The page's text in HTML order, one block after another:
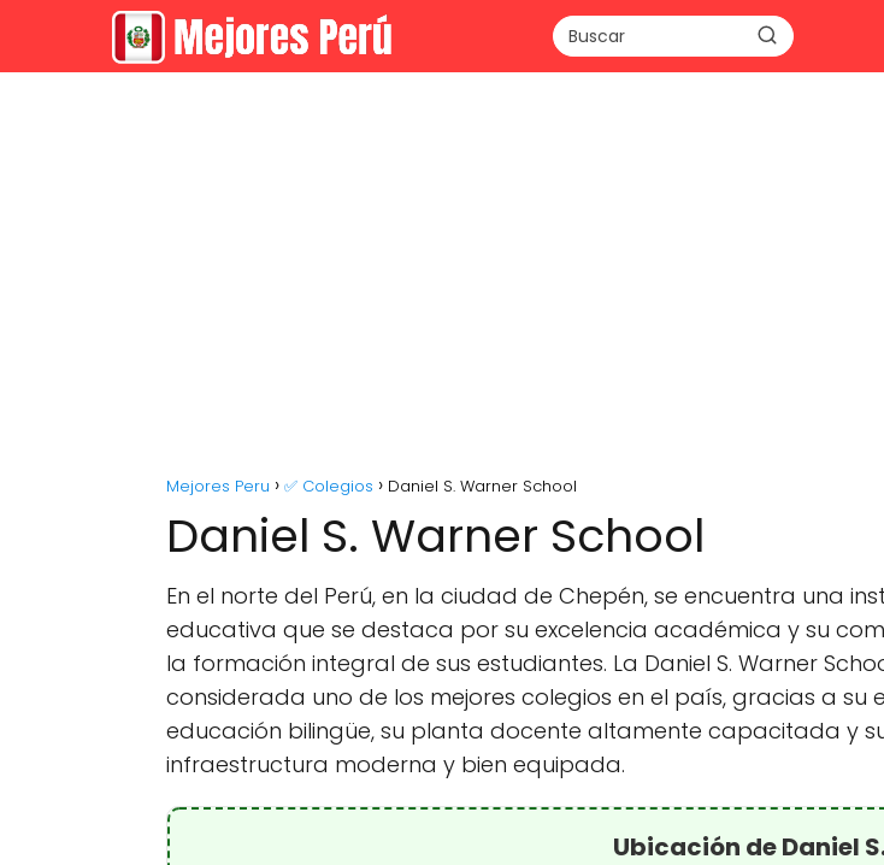
Mejores Peru ✅ Colegios Daniel S. Warner School
Daniel S. Warner School
En el norte del Perú, en la ciudad de Chepén, se encuentra una
educativa que se destaca por su excelencia académica y su
la formación integral de sus estudiantes. La Daniel S. Warner
considerada uno de los mejores colegios en el país, gracias a su
educación bilingüe, su planta docente altamente capacitada y
infraestructura moderna y bien equipada.
Ubicación de Daniel